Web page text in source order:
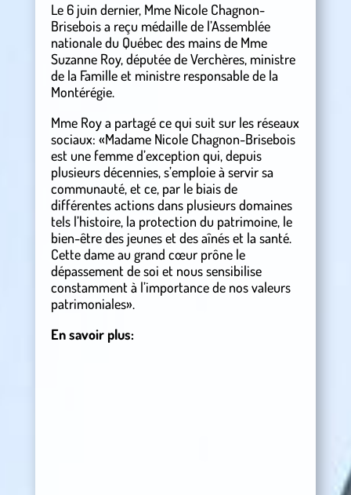
Le 6 juin dernier, Mme Nicole Chagnon-
Brisebois a reçu médaille de l’Assemblée
nationale du Québec des mains de Mme
Suzanne Roy, députée de Verchères, ministre
de la Famille et ministre responsable de la
Montérégie.
Mme Roy a partagé ce qui suit sur les réseaux
sociaux: «Madame Nicole Chagnon-Brisebois
est une femme d’exception qui, depuis
plusieurs décennies, s’emploie à servir sa
communauté, et ce, par le biais de
différentes actions dans plusieurs domaines
tels l’histoire, la protection du patrimoine, le
bien-être des jeunes et des aînés et la santé.
Cette dame au grand cœur prône le
dépassement de soi et nous sensibilise
constamment à l’importance de nos valeurs
patrimoniales».
En savoir plus: